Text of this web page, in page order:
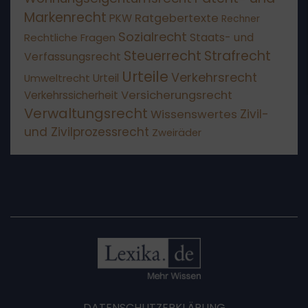
Markenrecht PKW Ratgebertexte Rechner
Rechtliche Fragen Sozialrecht Staats- und
Verfassungsrecht Steuerrecht Strafrecht
Umweltrecht Urteil Urteile Verkehrsrecht
Verkehrssicherheit Versicherungsrecht
Verwaltungsrecht Wissenswertes Zivil-
und Zivilprozessrecht Zweiräder